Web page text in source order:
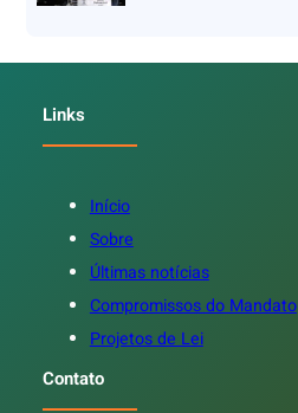
Links
Início
Sobre
Últimas notícias
Compromissos do Mandato
Projetos de Lei
Contato